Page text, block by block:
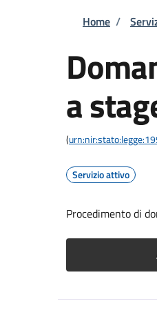
Home /
a
(
Servizio attivo
Procedimento di